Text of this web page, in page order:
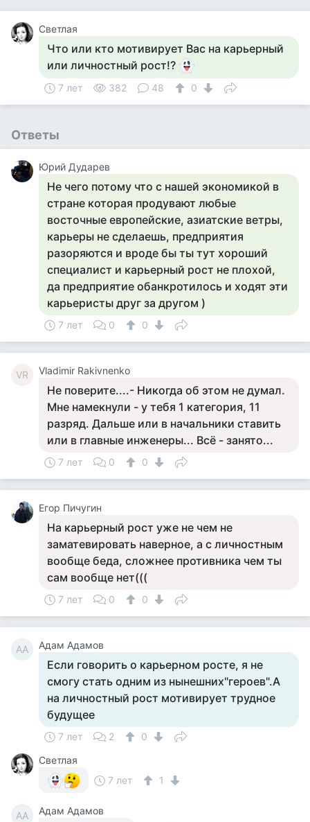
Светлая
Что или кто мотивирует Вас на карьерный
или личностный рост!?
7 лет 382 48 0
Ответы
Юрий Дударев
Не чего потому что с нашей экономикой в
стране которая продувают любые
восточные европейские, азиатские ветры,
карьеры не сделаешь, предприятия
разоряются и вроде бы ты тут хороший
специалист и карьерный рост не плохой,
да предприятие обанкротилось и ходят эти
карьеристы друг за другом )
7 лет 0 0
VR Vladimir Rakivnenko
Не поверите....- Никогда об этом не думал.
Мне намекнули - у тебя 1 категория, 11
разряд. Дальше или в начальники ставить
или в главные инженеры... Всё - занято...
7 лет 0 0
Егор Пичугин
На карьерный рост уже не чем не
заматевировать наверное, а с личностным
вообще беда, сложнее противника чем ты
сам вообще нет(((
7 лет 0 0
АА Адам Адамов
Если говорить о карьерном росте, я не
смогу стать одним из нынешних"героев".А
на личностный рост мотивирует трудное
будущее
7 лет 2
0
Светлая
7 лет
1
АА Адам Адамов